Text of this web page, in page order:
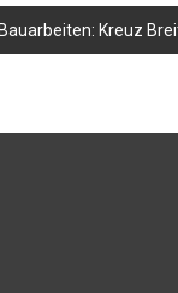
Kreuz